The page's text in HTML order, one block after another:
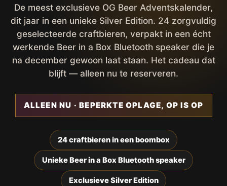
De meest exclusieve OG Beer Adventskalender,
dit jaar in een unieke Silver Edition. 24 zorgvuldig
geselecteerde craftbieren, verpakt in een écht
werkende Beer in a Box Bluetooth speaker die je
na december gewoon laat staan. Het cadeau dat
blijft — alleen nu te reserveren.
ALLEEN NU · BEPERKTE OPLAGE, OP IS OP
24 craftbieren in een boombox
Unieke Beer in a Box Bluetooth speaker
Exclusieve Silver Edition